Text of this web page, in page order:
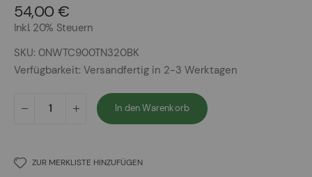
54,00 €
Inkl. 20% Steuern
SKU 0NWTC900TN320BK
Verfügbarkeit: Versandfertig in 2-3 Werktagen
In den Warenkorb
ZUR MERKLISTE HINZUFÜGEN